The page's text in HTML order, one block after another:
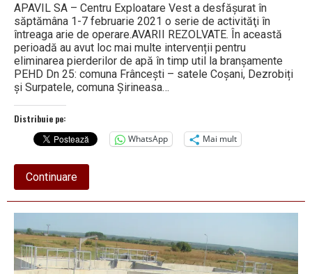
APAVIL SA – Centru Exploatare Vest a desfăşurat în
săptămâna 1-7 februarie 2021 o serie de activităţi în
întreaga arie de operare.AVARII REZOLVATE. În această
perioadă au avut loc mai multe intervenții pentru
eliminarea pierderilor de apă în timp util la branșamente
PEHD Dn 25: comuna Frâncești – satele Coșani, Dezrobiți
și Surpatele, comuna Șirineasa…
Distribuie pe:
WhatsApp
Mai mult
Continuareabout
Activitate
intensă
S.A.
–
„Centru
Vest”